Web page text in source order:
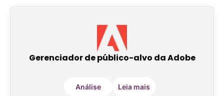
Gerenciador de público-alvo da Adobe
Análise Leia mais